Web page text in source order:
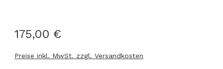
175,00 €
Preise inkl. MwSt. zzgl. Versandkosten